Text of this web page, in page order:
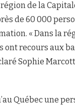
de la
de 60 000
« Dans la
ont recours aux
Sophie
Québec une